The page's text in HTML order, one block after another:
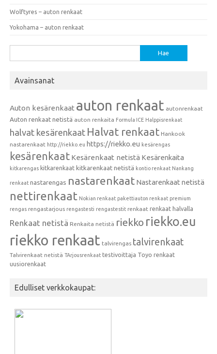
Wolftyres – auton renkaat
Yokohama – auton renkaat
Avainsanat
Auton kesärenkaat auton renkaat autonrenkaat
Auton renkaat netistä auton renkaita Formula ICE Halppisrenkaat
halvat kesärenkaat Halvat renkaat Hankook
nastarenkaat http://riekko.eu https://riekko.eu kesärengas
kesärenkaat Kesärenkaat netistä Kesärenkaita
kitkarengas kitkarenkaat kitkarenkaat netistä kontio renkaat Nankang
renkaat nastarengas nastarenkaat Nastarenkaat netistä
nettirenkaat Nokian renkaat pakettiauton renkaat premium
rengas rengastarjous rengastesti rengastestit renkaat renkaat halvalla
Renkaat netistä Renkaita netistä riekko riekko.eu
riekko renkaat talvirengas talvirenkaat
Talvirenkaat netistä TArjousrenkaat testivoittaja Toyo renkaat
uusiorenkaat
Edulliset verkkokaupat: